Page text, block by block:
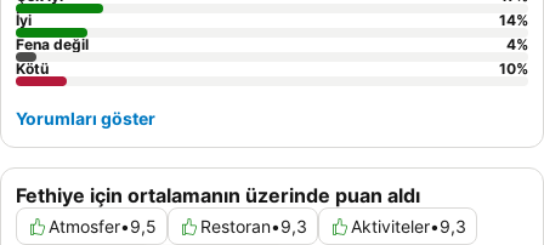
Fethiye için ortalamanın üzerinde puan aldı
Atmosfer•9,5 Restoran•9,3 Aktiviteler•9,3
İyi
14%
Fena değil
4%
Kötü
10%
Yorumları göster